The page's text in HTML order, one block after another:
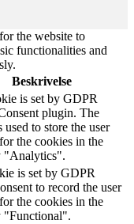
the website to
functionalities and
Beskrivelse
is set by GDPR
plugin. The
used to store the user
the cookies in the
"Analytics".
is set by GDPR
to record the user
the cookies in the
"Functional".